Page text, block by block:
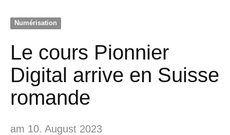
Numérisation
Le cours Pionnier
Digital arrive en Suisse
romande
am 10. August 2023